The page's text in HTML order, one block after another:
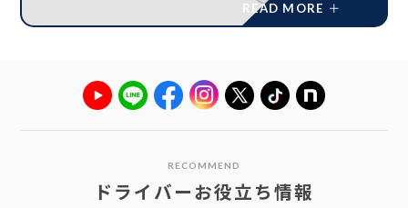
RECOMMEND
ドライバーお役立ち情報